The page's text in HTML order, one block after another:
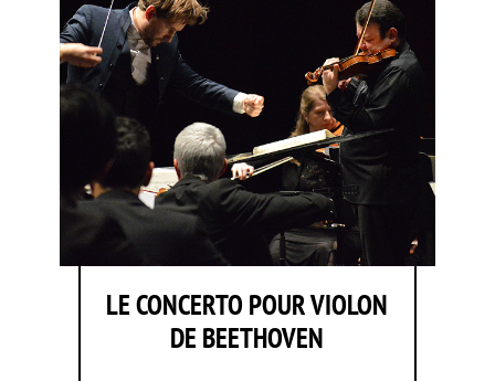
LE CONCERTO POUR VIOLON
DE BEETHOVEN